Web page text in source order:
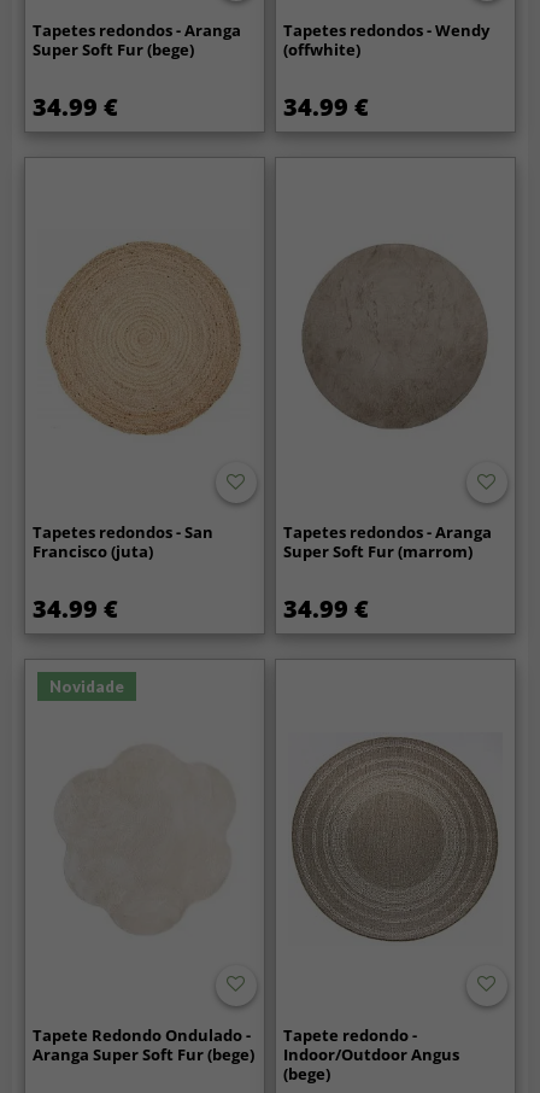
Tapetes redondos - Aranga
Super Soft Fur (bege)
34.99 €
Tapetes redondos - Wendy
(offwhite)
34.99 €
Tapetes redondos - San
Francisco (juta)
34.99 €
Tapetes redondos - Aranga
Super Soft Fur (marrom)
34.99 €
Novidade
Tapete Redondo Ondulado -
Aranga Super Soft Fur (bege)
Tapete redondo -
Indoor/Outdoor Angus
(bege)